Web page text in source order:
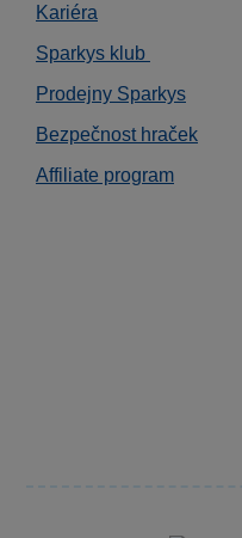
Kariéra
Sparkys klub
Prodejny Sparkys
Bezpečnost hraček
Affiliate program